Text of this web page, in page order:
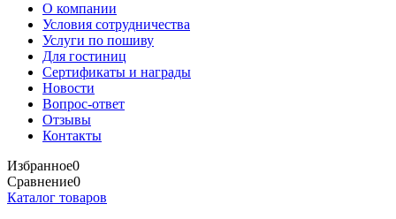
О компании
Условия сотрудничества
Услуги по пошиву
Для гостиниц
Сертификаты и награды
Новости
Вопрос-ответ
Отзывы
Контакты
Избранное0
Сравнение0
Каталог товаров